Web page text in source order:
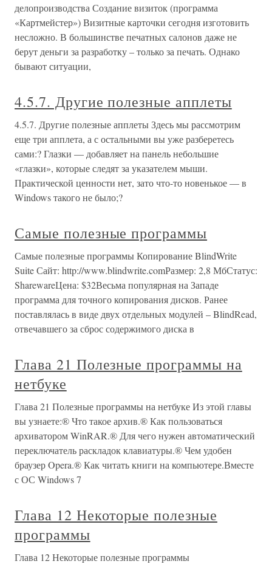
делопроизводства Создание визиток (программа
«Картмейстер») Визитные карточки сегодня изготовить
несложно. В большинстве печатных салонов даже не
берут деньги за разработку – только за печать. Однако
бывают ситуации,
4.5.7. Другие полезные апплеты
4.5.7. Другие полезные апплеты Здесь мы рассмотрим
еще три апплета, а с остальными вы уже разберетесь
сами:? Глазки — добавляет на панель небольшие
«глазки», которые следят за указателем мыши.
Практической ценности нет, зато что-то новенькое — в
Windows такого не было;?
Самые полезные программы
Самые полезные программы Копирование BlindWrite
Suite Сайт: http://www.blindwrite.comРазмер: 2,8 МбСтатус:
SharewareЦена: $32Весьма популярная на Западе
программа для точного копирования дисков. Ранее
поставлялась в виде двух отдельных модулей – BlindRead,
отвечавшего за сброс содержимого диска в
Глава 21 Полезные программы на
нетбуке
Глава 21 Полезные программы на нетбуке Из этой главы
вы узнаете:® Что такое архив.® Как пользоваться
архиватором WinRAR.® Для чего нужен автоматический
переключатель раскладок клавиатуры.® Чем удобен
браузер Opera.® Как читать книги на компьютере.Вместе
с ОС Windows 7
Глава 12 Некоторые полезные
программы
Глава 12 Некоторые полезные программы